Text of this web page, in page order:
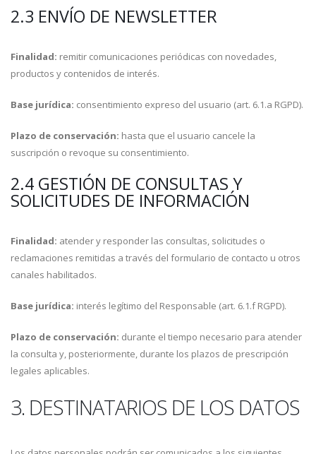
2.3 ENVÍO DE NEWSLETTER
Finalidad: remitir comunicaciones periódicas con novedades,
productos y contenidos de interés.
Base jurídica: consentimiento expreso del usuario (art. 6.1.a RGPD).
Plazo de conservación: hasta que el usuario cancele la
suscripción o revoque su consentimiento.
2.4 GESTIÓN DE CONSULTAS Y
SOLICITUDES DE INFORMACIÓN
Finalidad: atender y responder las consultas, solicitudes o
reclamaciones remitidas a través del formulario de contacto u otros
canales habilitados.
Base jurídica: interés legítimo del Responsable (art. 6.1.f RGPD).
Plazo de conservación: durante el tiempo necesario para atender
la consulta y, posteriormente, durante los plazos de prescripción
legales aplicables.
3. DESTINATARIOS DE LOS DATOS